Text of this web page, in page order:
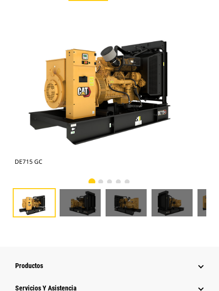
DE715 GC
Productos
Servicios Y Asistencia